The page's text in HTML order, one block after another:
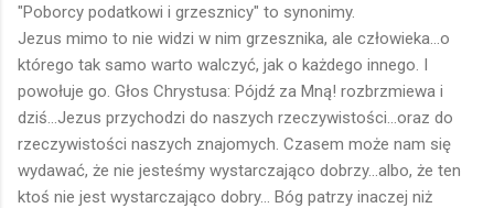
"Poborcy podatkowi i grzesznicy" to synonimy.
Jezus mimo to nie widzi w nim grzesznika, ale człowieka...o
którego tak samo warto walczyć, jak o każdego innego. I
powołuje go. Głos Chrystusa: Pójdź za Mną! rozbrzmiewa i
dziś...Jezus przychodzi do naszych rzeczywistości...oraz do
rzeczywistości naszych znajomych. Czasem może nam się
wydawać, że nie jesteśmy wystarczająco dobrzy...albo, że ten
ktoś nie jest wystarczająco dobry... Bóg patrzy inaczej niż